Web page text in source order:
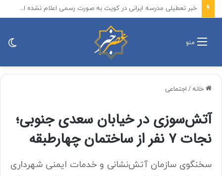
پرداخت فوق‌العاده به مدیران شرکت‌های زیان‌ده شستا مصداق بی‌عدالتی در حق بیمه‌شدگان است
منو
خانه / اجتماعی
آتش‌سوزی در خیابان سعدی جنوبی؛
نجات ۷ نفر از ساختمان چهارطبقه
سخنگوی سازمان آتش‌نشانی و خدمات ایمنی شهرداری